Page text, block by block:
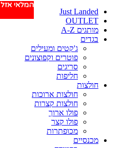
Just Landed
OUTLET
מותגים A-Z
בגדים
ג'קטים ומעילים
פוטרים וקפוצונים
סריגים
חליפות
חולצות
חולצות ארוכות
חולצות קצרות
פולו ארוך
פולו קצר
מכופתרות
מכנסיים
המלאי אזל